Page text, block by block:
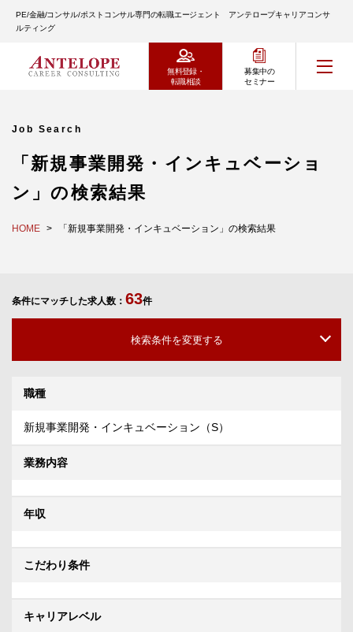
PE/金融/コンサル/ポストコンサル専門の転職エージェント アンテロープキャリアコンサ
ルティング
無料登録・
転職相談
募集中の
セミナー
Job Search
「新規事業開発・インキュベーショ
ン」の検索結果
HOME 「新規事業開発・インキュベーション」の検索結果
条件にマッチした求人数： 63件
検索条件を変更する
職種
新規事業開発・インキュベーション（S）
業務内容
年収
こだわり条件
キャリアレベル